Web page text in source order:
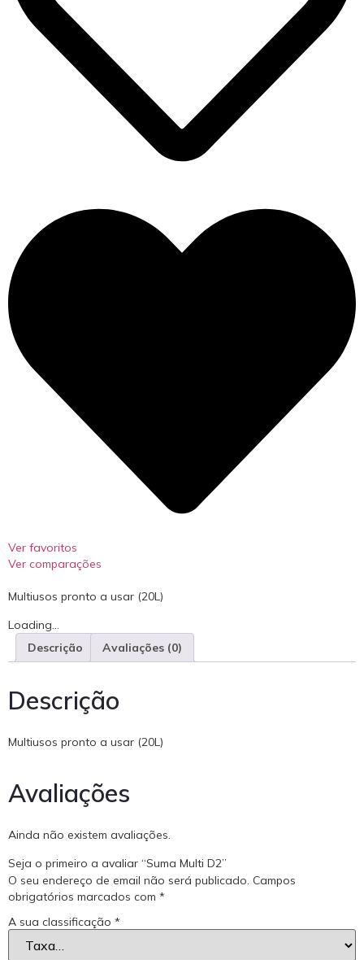
Ver favoritos
Ver comparações
Multiusos pronto a usar (20L)
Loading...
Descrição
Avaliações (0)
Descrição
Multiusos pronto a usar (20L)
Avaliações
Ainda não existem avaliações.
Seja o primeiro a avaliar “Suma Multi D2”
O seu endereço de email não será publicado. Campos
obrigatórios marcados com *
A sua classificação *